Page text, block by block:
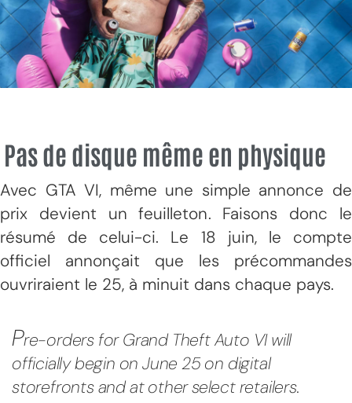
Pas de disque même en physique
Avec GTA VI, même une simple annonce de
prix devient un feuilleton. Faisons donc le
résumé de celui-ci. Le 18 juin, le compte
officiel annonçait que les précommandes
ouvriraient le 25, à minuit dans chaque pays.
Pre-orders for Grand Theft Auto VI will
officially begin on June 25 on digital
storefronts and at other select retailers.